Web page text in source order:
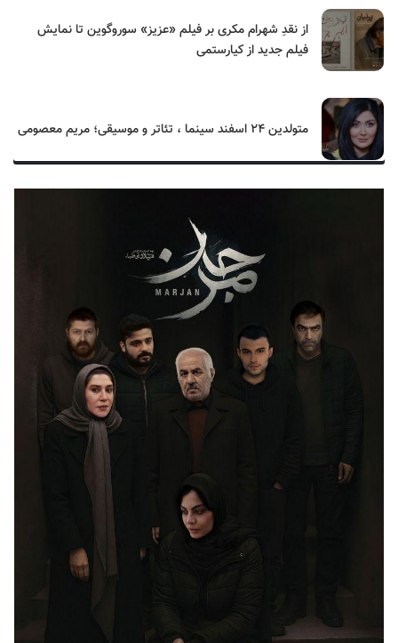
از نقدِ شهرام مکری بر فیلم «عزیز» سوروگوین تا نمایش
فیلم جدید از کیارستمی
متولدین ۲۴ اسفند سینما ، تئاتر و موسیقی؛ مریم معصومی